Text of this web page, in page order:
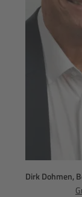
Dirk Dohmen,